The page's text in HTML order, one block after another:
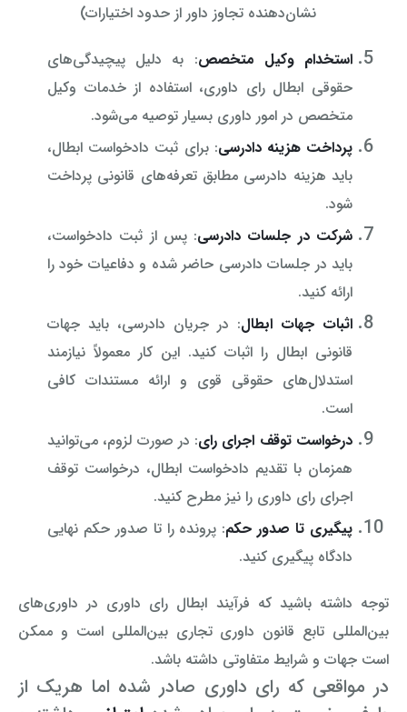
نشان‌دهنده تجاوز داور از حدود اختیارات)
استخدام وکیل متخصص: به دلیل پیچیدگی‌های
حقوقی ابطال رای داوری، استفاده از خدمات وکیل
متخصص در امور داوری بسیار توصیه می‌شود.
پرداخت هزینه دادرسی: برای ثبت دادخواست ابطال،
باید هزینه دادرسی مطابق تعرفه‌های قانونی پرداخت
شود.
شرکت در جلسات دادرسی: پس از ثبت دادخواست،
باید در جلسات دادرسی حاضر شده و دفاعیات خود را
ارائه کنید.
اثبات جهات ابطال: در جریان دادرسی، باید جهات
قانونی ابطال را اثبات کنید. این کار معمولاً نیازمند
استدلال‌های حقوقی قوی و ارائه مستندات کافی
است.
درخواست توقف اجرای رای: در صورت لزوم، می‌توانید
همزمان با تقدیم دادخواست ابطال، درخواست توقف
اجرای رای داوری را نیز مطرح کنید.
پیگیری تا صدور حکم: پرونده را تا صدور حکم نهایی
دادگاه پیگیری کنید.
توجه داشته باشید که فرآیند ابطال رای داوری در داوری‌های
بین‌المللی تابع قانون داوری تجاری بین‌المللی است و ممکن
است جهات و شرایط متفاوتی داشته باشد.
در مواقعی که رای داوری صادر شده اما هریک از